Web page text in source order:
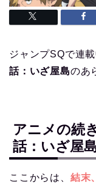
ジャンプSQで連載
話：いざ屋島のあ
アニメの続
話：いざ屋
ここからは、 結末